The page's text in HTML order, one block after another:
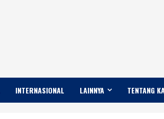
INTERNASIONAL LAINNYA TENTANG